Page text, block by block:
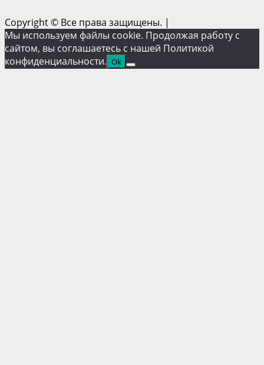
Copyright © Все права защищены. |
Мы используем файлы cookie. Продолжая работу с
сайтом, вы соглашаетесь с нашей Политикой
конфиденциальности. Ok